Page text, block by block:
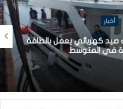
أخبار
كهربائي يعمل بالطاقة
في المتوسط